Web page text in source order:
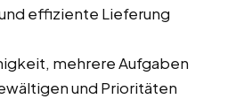
effiziente Lieferung
mehrere Aufgaben
und Prioritäten